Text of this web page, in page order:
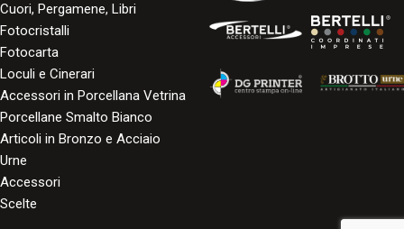
Cuori, Pergamene, Libri
Fotocristalli
Fotocarta
Loculi e Cinerari
Accessori in Porcellana Vetrina
Porcellane Smalto Bianco
Articoli in Bronzo e Acciaio
Urne
Accessori
Scelte